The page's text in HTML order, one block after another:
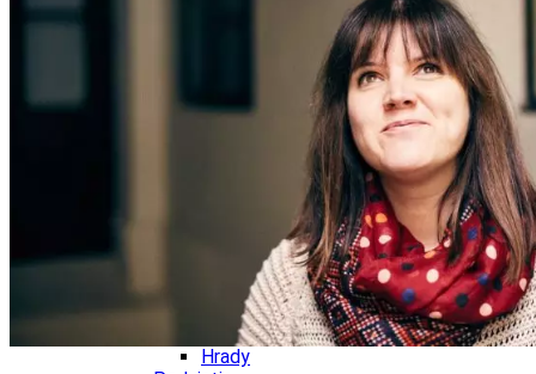
Gastro
Šport a agroturistika
Ekonomika obchod a doprava
Banskobystrický kraj
Turistika
Cyklistika
Hrady